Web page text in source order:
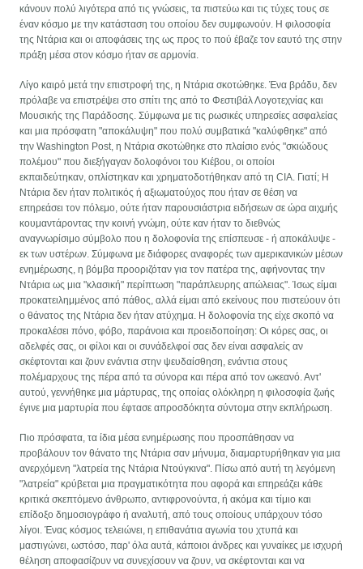
κάνουν πολύ λιγότερα από τις γνώσεις, τα πιστεύω και τις τύχες τους σε
έναν κόσμο με την κατάσταση του οποίου δεν συμφωνούν. Η φιλοσοφία
της Ντάρια και οι αποφάσεις της ως προς το πού έβαζε τον εαυτό της στην
πράξη μέσα στον κόσμο ήταν σε αρμονία.
Λίγο καιρό μετά την επιστροφή της, η Ντάρια σκοτώθηκε. Ένα βράδυ, δεν
πρόλαβε να επιστρέψει στο σπίτι της από το Φεστιβάλ Λογοτεχνίας και
Μουσικής της Παράδοσης. Σύμφωνα με τις ρωσικές υπηρεσίες ασφαλείας
και μια πρόσφατη "αποκάλυψη" που πολύ συμβατικά "καλύφθηκε" από
την Washington Post, η Ντάρια σκοτώθηκε στο πλαίσιο ενός "σκιώδους
πολέμου" που διεξήγαγαν δολοφόνοι του Κιέβου, οι οποίοι
εκπαιδεύτηκαν, οπλίστηκαν και χρηματοδοτήθηκαν από τη CIA. Γιατί; Η
Ντάρια δεν ήταν πολιτικός ή αξιωματούχος που ήταν σε θέση να
επηρεάσει τον πόλεμο, ούτε ήταν παρουσιάστρια ειδήσεων σε ώρα αιχμής
κουμαντάροντας την κοινή γνώμη, ούτε καν ήταν το διεθνώς
αναγνωρίσιμο σύμβολο που η δολοφονία της επίσπευσε - ή αποκάλυψε -
εκ των υστέρων. Σύμφωνα με διάφορες αναφορές των αμερικανικών μέσων
ενημέρωσης, η βόμβα προοριζόταν για τον πατέρα της, αφήνοντας την
Ντάρια ως μια "κλασική" περίπτωση "παράπλευρης απώλειας". Ίσως είμαι
προκατειλημμένος από πάθος, αλλά είμαι από εκείνους που πιστεύουν ότι
ο θάνατος της Ντάρια δεν ήταν ατύχημα. Η δολοφονία της είχε σκοπό να
προκαλέσει πόνο, φόβο, παράνοια και προειδοποίηση: Οι κόρες σας, οι
αδελφές σας, οι φίλοι και οι συνάδελφοί σας δεν είναι ασφαλείς αν
σκέφτονται και ζουν ενάντια στην ψευδαίσθηση, ενάντια στους
πολέμαρχους της πέρα από τα σύνορα και πέρα από τον ωκεανό. Αντ'
αυτού, γεννήθηκε μια μάρτυρας, της οποίας ολόκληρη η φιλοσοφία ζωής
έγινε μια μαρτυρία που έφτασε απροσδόκητα σύντομα στην εκπλήρωση.
Πιο πρόσφατα, τα ίδια μέσα ενημέρωσης που προσπάθησαν να
προβάλουν τον θάνατο της Ντάρια σαν μήνυμα, διαμαρτυρήθηκαν για μια
ανερχόμενη "λατρεία της Ντάρια Ντούγκινα". Πίσω από αυτή τη λεγόμενη
"λατρεία" κρύβεται μια πραγματικότητα που αφορά και επηρεάζει κάθε
κριτικά σκεπτόμενο άνθρωπο, αντιφρονούντα, ή ακόμα και τίμιο και
επίδοξο δημοσιογράφο ή αναλυτή, από τους οποίους υπάρχουν τόσο
λίγοι. Ένας κόσμος τελειώνει, η επιθανάτια αγωνία του χτυπά και
μαστιγώνει, ωστόσο, παρ' όλα αυτά, κάποιοι άνδρες και γυναίκες με ισχυρή
θέληση αποφασίζουν να συνεχίσουν να ζουν, να σκέφτονται και να